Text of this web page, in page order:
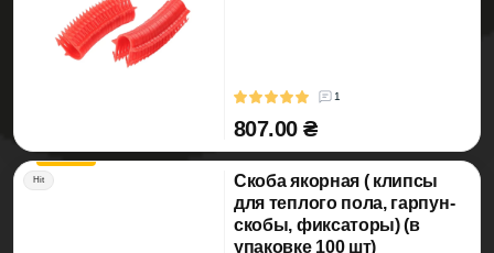
1
807.00 ₴
Hit
Скоба якорная ( клипсы
для теплого пола, гарпун-
скобы, фиксаторы) (в
упаковке 100 шт)